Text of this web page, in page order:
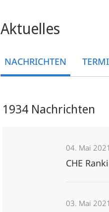
Marburg
Aktuelles
NACHRICHTEN
1934 Nachrichten
04. Mai 2021
CHE
03. Mai 2021